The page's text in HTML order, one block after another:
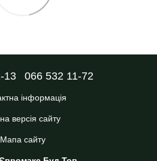
13 066 532 11-72
інформація
версія сайту
Мапа сайту